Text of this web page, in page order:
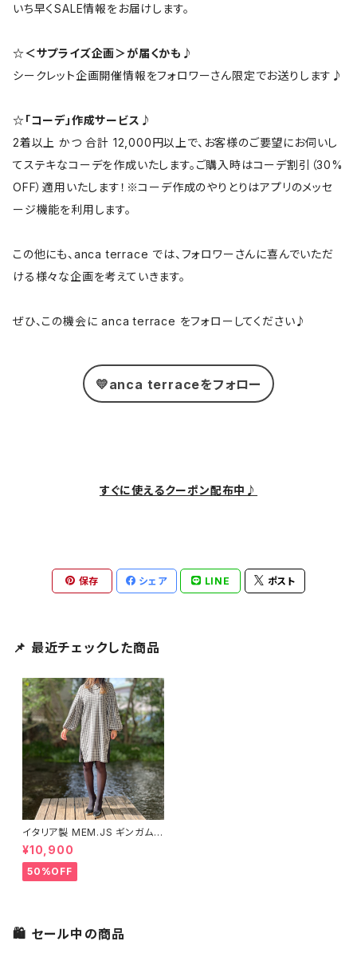
いち早くSALE情報をお届けします。
☆＜サプライズ企画＞が届くかも♪
シークレット企画開催情報をフォロワーさん限定でお送りします♪
☆「コーデ」作成サービス♪
2着以上 かつ 合計 12,000円以上で、お客様のご要望にお伺いし
てステキなコーデを作成いたします。ご購入時はコーデ割引（30%
OFF）適用いたします！※コーデ作成のやりとりはアプリのメッセ
ージ機能を利用します。
この他にも、anca terrace では、フォロワーさんに喜んでいただ
ける様々な企画を考えていきます。
ぜひ、この機会に anca terrace をフォローしてください♪
💛anca terraceをフォロー
すぐに使えるクーポン配布中♪
保存 シェア LINE ポスト
📌 最近チェックした商品
イタリア製 MEM.JS ギンガムチ
ェックワンピース
¥10,900
50%OFF
🛍 セール中の商品